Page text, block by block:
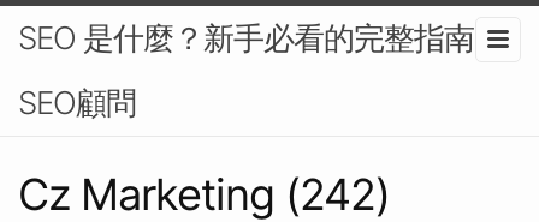
SEO 是什麼？新手必看的完整指南-
SEO顧問
Cz Marketing (242)